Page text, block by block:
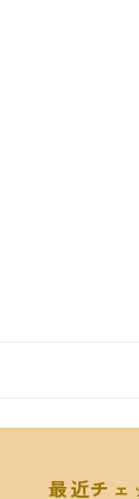
最近チェ